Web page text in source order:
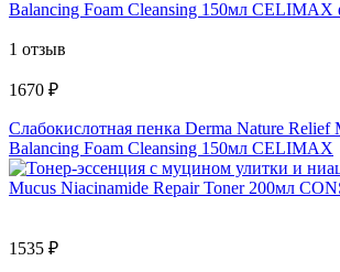
1 отзыв
1670 ₽
Слабокислотная пенка Derma Nature Relief
Balancing Foam Cleansing 150мл CELIMAX
1535 ₽